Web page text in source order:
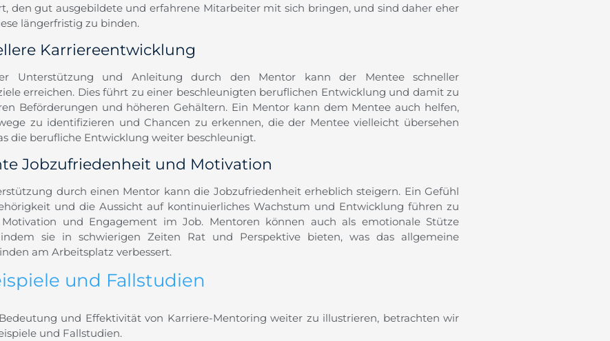
den gut ausgebildete und erfahrene Mitarbeiter mit sich bringen, und sind daher eher
längerfristig zu binden.
Karriereentwicklung
Unterstützung und Anleitung durch den Mentor kann der Mentee schneller
erreichen. Dies führt zu einer beschleunigten beruflichen Entwicklung und damit zu
Beförderungen und höheren Gehältern. Ein Mentor kann dem Mentee auch helfen,
zu identifizieren und Chancen zu erkennen, die der Mentee vielleicht übersehen
die berufliche Entwicklung weiter beschleunigt.
Jobzufriedenheit und Motivation
durch einen Mentor kann die Jobzufriedenheit erheblich steigern. Ein Gefühl
und die Aussicht auf kontinuierliches Wachstum und Entwicklung führen zu
Motivation und Engagement im Job. Mentoren können auch als emotionale Stütze
sie in schwierigen Zeiten Rat und Perspektive bieten, was das allgemeine
am Arbeitsplatz verbessert.
und Fallstudien
und Effektivität von Karriere-Mentoring weiter zu illustrieren, betrachten wir
und Fallstudien.